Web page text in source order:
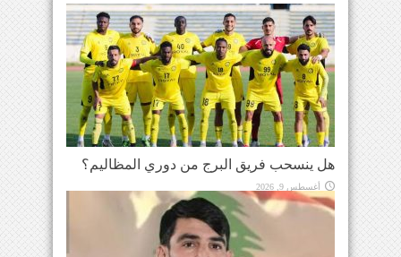
هل ينسحب فريق البرج من دوري المظاليم؟
أغسطس 9, 2026